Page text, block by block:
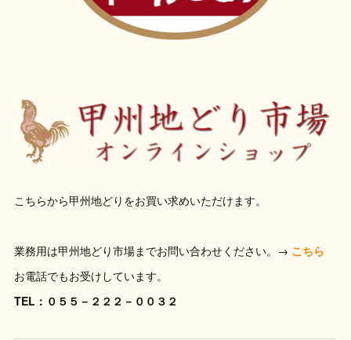
こちらから甲州地どりをお買い求めいただけます。
業務用は甲州地どり市場までお問い合わせください。→ こちら
お電話でもお受けしています。
TEL：０５５－２２２－００３２